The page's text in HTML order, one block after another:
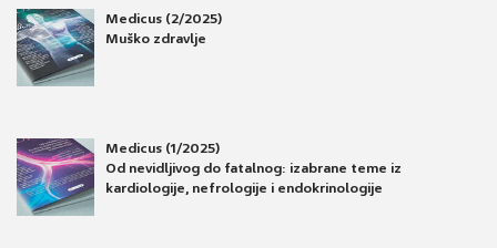
Medicus (2/2025)
Muško zdravlje
Medicus (1/2025)
Od nevidljivog do fatalnog: izabrane teme iz
kardiologije, nefrologije i endokrinologije